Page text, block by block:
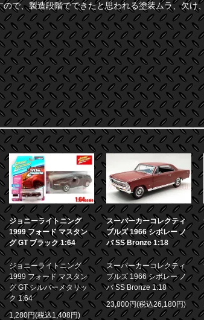
で、製造段階でできたと思われる塗装ムラ、欠
ジョニーライトニング
1999 フォード マスタン
グ GT ブラック 1:64
ジョニーライトニング
1999 フォード マスタン
グ GT シルバーメタリッ
ク 1:64
1,280円(税込1,408円)
スーパーカーコレクティ
ブルズ 1966 シボレー ノ
バ SS Bronze 1:18
スーパーカーコレクティ
ブルズ 1966 シボレー ノ
バ SS Bronze 1:18
23,800円(税込26,180円)